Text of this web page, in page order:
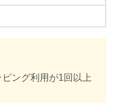
ング利用が1回以上